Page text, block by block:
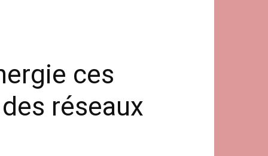
ces
réseaux